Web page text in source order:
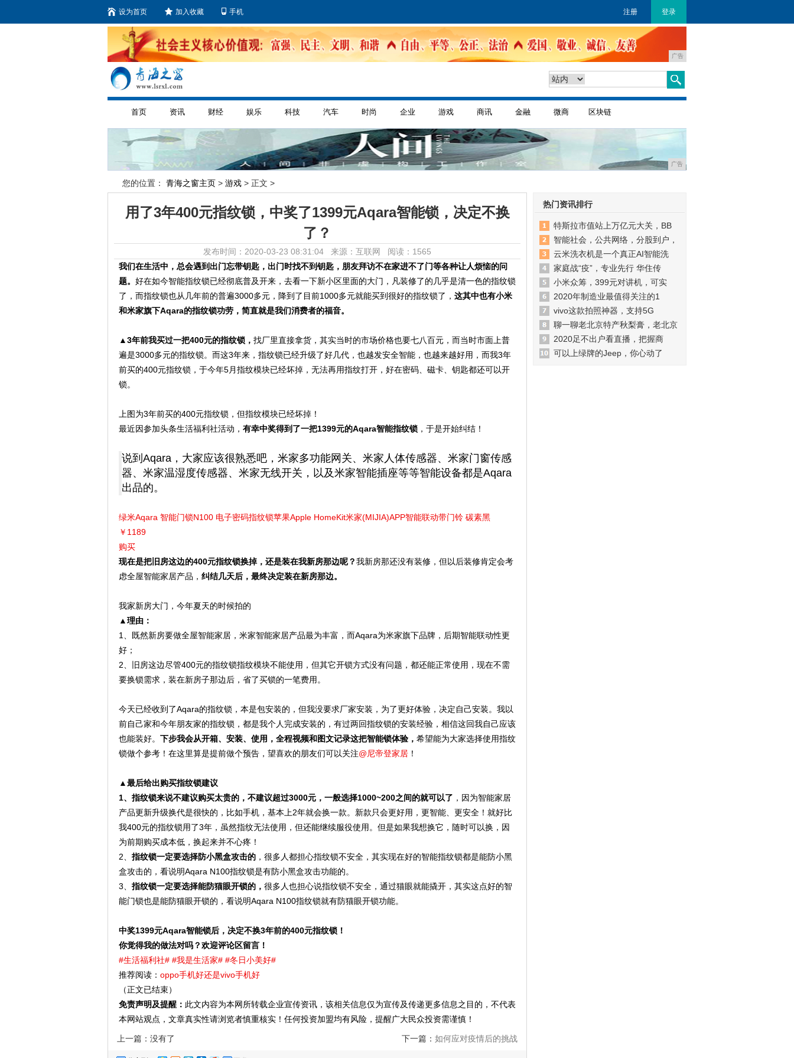
设为首页 加入收藏 手机 注册 登录
广告
首页 资讯 财经 娱乐 科技 汽车 时尚 企业 游戏 商讯 金融 微商 区块链
广告
您的位置： 青海之窗主页 > 游戏 > 正文 >
用了3年400元指纹锁，中奖了1399元Aqara智能锁，决定不换
了？
发布时间：2020-03-23 08:31:04 来源：互联网 阅读：1565
我们在生活中，总会遇到出门忘带钥匙，出门时找不到钥匙，朋友拜访不在家进不了门等各种让人烦恼的问
题。 好在如今智能指纹锁已经彻底普及开来，去看一下新小区里面的大门，凡装修了的几乎是清一色的指纹锁
了，而指纹锁也从几年前的普遍3000多元，降到了目前1000多元就能买到很好的指纹锁了， 这其中也有小米
和米家旗下Aqara的指纹锁功劳，简直就是我们消费者的福音。
▲3年前我买过一把400元的指纹锁， 找厂里直接拿货，其实当时的市场价格也要七八百元，而当时市面上普
遍是3000多元的指纹锁。而这3年来，指纹锁已经升级了好几代，也越发安全智能，也越来越好用，而我3年
前买的400元指纹锁，于今年5月指纹模块已经坏掉，无法再用指纹打开，好在密码、磁卡、钥匙都还可以开
锁。
上图为3年前买的400元指纹锁，但指纹模块已经坏掉！
最近因参加头条生活福利社活动， 有幸中奖得到了一把1399元的Aqara智能指纹锁，于是开始纠结！
说到Aqara，大家应该很熟悉吧，米家多功能网关、米家人体传感器、米家门窗传感
器、米家温湿度传感器、米家无线开关，以及米家智能插座等等智能设备都是Aqara
出品的。
绿米Aqara 智能门锁N100 电子密码指纹锁苹果Apple HomeKit米家(MIJIA)APP智能联动带门铃 碳素黑
￥1189
购买
现在是把旧房这边的400元指纹锁换掉，还是装在我新房那边呢？我新房那还没有装修，但以后装修肯定会考
虑全屋智能家居产品， 纠结几天后，最终决定装在新房那边。
我家新房大门，今年夏天的时候拍的
▲理由：
1、既然新房要做全屋智能家居，米家智能家居产品最为丰富，而Aqara为米家旗下品牌，后期智能联动性更
好；
2、旧房这边尽管400元的指纹锁指纹模块不能使用，但其它开锁方式没有问题，都还能正常使用，现在不需
要换锁需求，装在新房子那边后，省了买锁的一笔费用。
今天已经收到了Aqara的指纹锁，本是包安装的，但我没要求厂家安装，为了更好体验，决定自己安装。我以
前自己家和今年朋友家的指纹锁，都是我个人完成安装的，有过两回指纹锁的安装经验，相信这回我自己应该
也能装好。 下步我会从开箱、安装、使用，全程视频和图文记录这把智能锁体验， 希望能为大家选择使用指纹
锁做个参考！在这里算是提前做个预告，望喜欢的朋友们可以关注@尼帝登家居！
▲最后给出购买指纹锁建议
1、指纹锁来说不建议购买太贵的，不建议超过3000元，一般选择1000~200之间的就可以了 ，因为智能家居
产品更新升级换代是很快的，比如手机，基本上2年就会换一款。新款只会更好用，更智能、更安全！就好比
我400元的指纹锁用了3年，虽然指纹无法使用，但还能继续服役使用。但是如果我想换它，随时可以换，因
为前期购买成本低，换起来并不心疼！
2、 指纹锁一定要选择防小黑盒攻击的，很多人都担心指纹锁不安全，其实现在好的智能指纹锁都是能防小黑
盒攻击的，看说明Aqara N100指纹锁是有防小黑盒攻击功能的。
3、 指纹锁一定要选择能防猫眼开锁的， 很多人也担心说指纹锁不安全，通过猫眼就能撬开，其实这点好的智
能门锁也是能防猫眼开锁的，看说明Aqara N100指纹锁就有防猫眼开锁功能。
中奖1399元Aqara智能锁后，决定不换3年前的400元指纹锁！
你觉得我的做法对吗？欢迎评论区留言！
#生活福利社# #我是生活家# #冬日小美好#
推荐阅读： oppo手机好还是vivo手机好
（正文已结束）
免责声明及提醒： 此文内容为本网所转载企业宣传资讯，该相关信息仅为宣传及传递更多信息之目的，不代表
本网站观点，文章真实性请浏览者慎重核实！任何投资加盟均有风险，提醒广大民众投资需谨慎！
上一篇：没有了 下一篇： 如何应对疫情后的挑战
热门资讯排行
特斯拉市值站上万亿元大关，BB
智能社会，公共网络，分股到户，
云米洗衣机是一个真正AI智能洗
家庭战“疫”，专业先行 华住传
小米众筹，399元对讲机，可实
2020年制造业最值得关注的1
vivo这款拍照神器，支持5G
聊一聊老北京特产秋梨膏，老北京
2020足不出户看直播，把握商
可以上绿牌的Jeep，你心动了